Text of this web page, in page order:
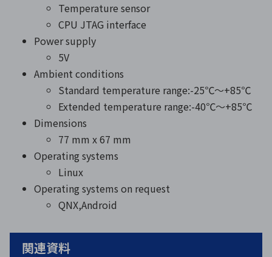
Temperature sensor
CPU JTAG interface
Power supply
5V
Ambient conditions
Standard temperature range:-25℃〜+85℃
Extended temperature range:-40℃〜+85℃
Dimensions
77 mm x 67 mm
Operating systems
Linux
Operating systems on request
QNX,Android
関連資料